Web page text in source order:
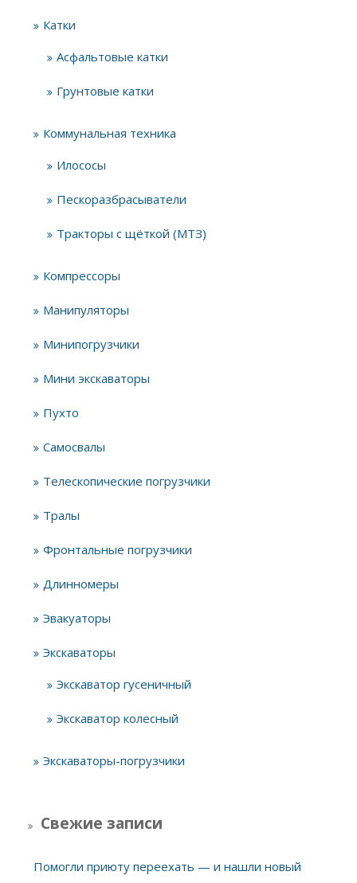
Катки
Асфальтовые катки
Грунтовые катки
Коммунальная техника
Илососы
Пескоразбрасыватели
Тракторы с щёткой (МТЗ)
Компрессоры
Манипуляторы
Минипогрузчики
Мини экскаваторы
Пухто
Самосвалы
Телескопические погрузчики
Тралы
Фронтальные погрузчики
Длинномеры
Эвакуаторы
Экскаваторы
Экскаватор гусеничный
Экскаватор колесный
Экскаваторы-погрузчики
Свежие записи
Помогли приюту переехать — и нашли новый